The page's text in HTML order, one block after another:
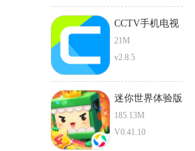
CCTV手机电视
安卓版
21M
v2.8.5
迷你世界体验版
185.13M
V0.41.10